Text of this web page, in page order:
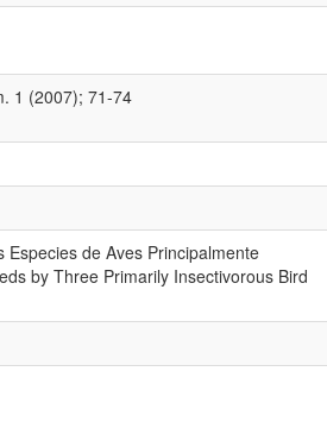
1 (2007); 71-74
de Aves Principalmente
by Three Primarily Insectivorous Bird